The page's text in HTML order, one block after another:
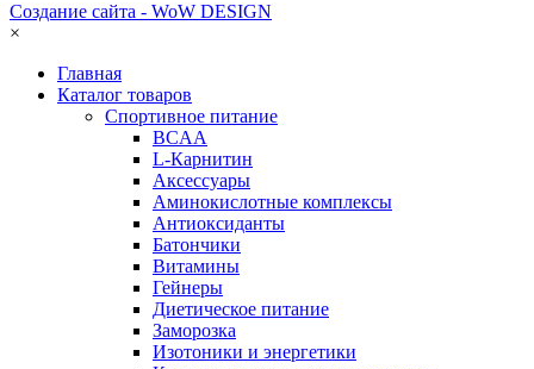
Создание сайта - WoW DESIGN
×
Главная
Каталог товаров
Спортивное питание
BCAA
L-Карнитин
Аксессуары
Аминокислотные комплексы
Антиоксиданты
Батончики
Витамины
Гейнеры
Диетическое питание
Заморозка
Изотоники и энергетики